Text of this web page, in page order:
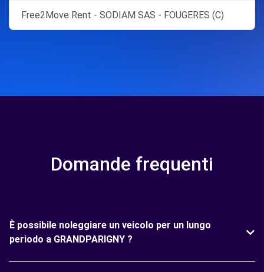
Free2Move Rent - SODIAM SAS - FOUGERES (C)
Domande frequenti
È possibile noleggiare un veicolo per un lungo
periodo a GRANDPARIGNY ?